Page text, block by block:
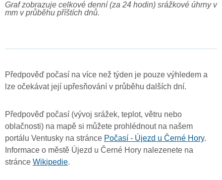
Graf zobrazuje celkové denní (za 24 hodin) srážkové úhrny v
mm v průběhu příštích dnů.
Předpověď počasí na více než týden je pouze výhledem a
lze očekávat její upřesňování v průběhu dalších dní.
Předpověď počasí (vývoj srážek, teplot, větru nebo
oblačnosti) na mapě si můžete prohlédnout na našem
portálu Ventusky na stránce Počasí - Újezd u Černé Hory.
Informace o městě Újezd u Černé Hory nalezenete na
stránce Wikipedie.